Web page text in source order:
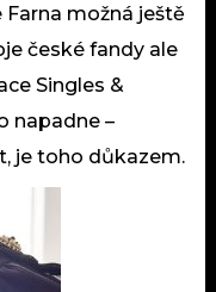
možná ještě
české fandy ale
Singles &
napadne –
je toho důkazem.